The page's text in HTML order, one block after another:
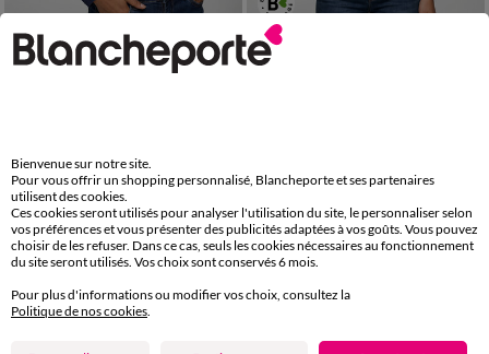
34/36 38/40 42/44 46/48
34/36
Bienvenue sur notre site.
Pour vous offrir un shopping personnalisé, Blancheporte et ses partenaires
utilisent des cookies.
Ces cookies seront utilisés pour analyser l'utilisation du site, le personnaliser selon
vos préférences et vous présenter des publicités adaptées à vos goûts. Vous pouvez
choisir de les refuser. Dans ce cas, seuls les cookies nécessaires au fonctionnement
du site seront utilisés. Vos choix sont conservés 6 mois.
Pour plus d'informations ou modifier vos choix, consultez la
Politique de nos cookies.